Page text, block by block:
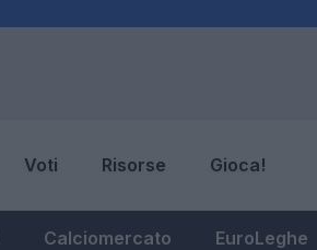
Voti Risorse Gioca!
Calciomercato EuroLeghe